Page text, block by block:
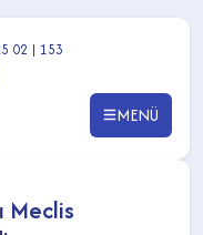
02 | 153
MENÜ
Meclis